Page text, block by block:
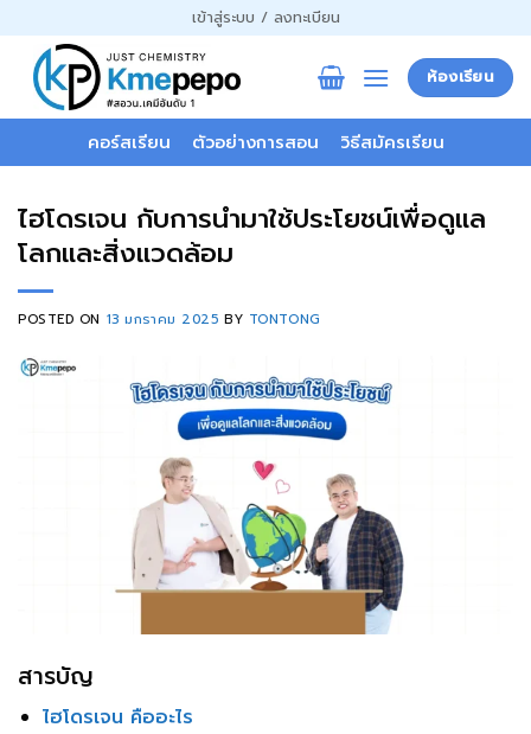
ไป
เนื้อหา
เข้าสู่ระบบ / ลงทะเบียน
ห้องเรียน
คอร์สเรียน ตัวอย่างการสอน วิธีสมัครเรียน
ไฮโดรเจน กับการนำมาใช้ประโยชน์เพื่อดูแล
โลกและสิ่งแวดล้อม
POSTED ON 13 มกราคม 2025 BY TONTONG
สารบัญ
ไฮโดรเจน คืออะไร